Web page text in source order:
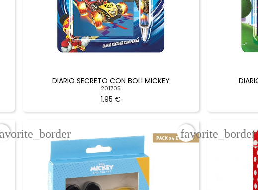
DIARIO SECRETO CON BOLI MICKEY
201705
1,95 €
favorite_border